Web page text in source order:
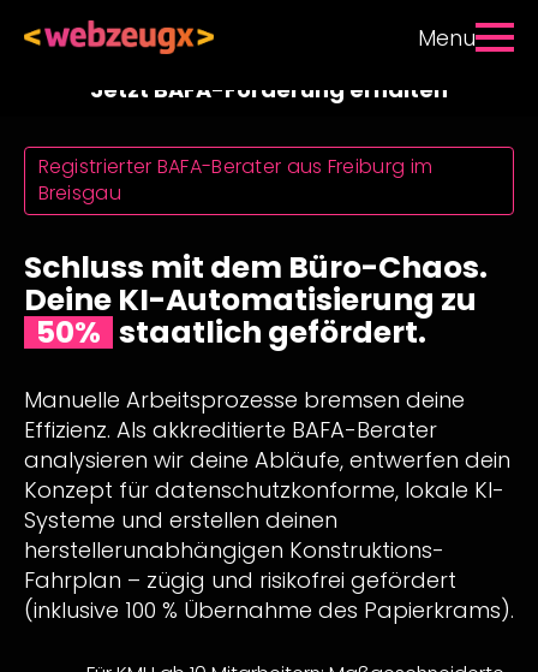
Jetzt BAFA-Förderung erhalten
Menu
Registrierter BAFA-Berater aus Freiburg im
Breisgau
Schluss mit dem Büro-Chaos.
Deine KI-Automatisierung zu
50% staatlich gefördert.
Manuelle Arbeitsprozesse bremsen deine
Effizienz. Als akkreditierte BAFA-Berater
analysieren wir deine Abläufe, entwerfen dein
Konzept für datenschutzkonforme, lokale KI-
Systeme und erstellen deinen
herstellerunabhängigen Konstruktions-
Fahrplan – zügig und risikofrei gefördert
(inklusive 100 % Übernahme des Papierkrams).